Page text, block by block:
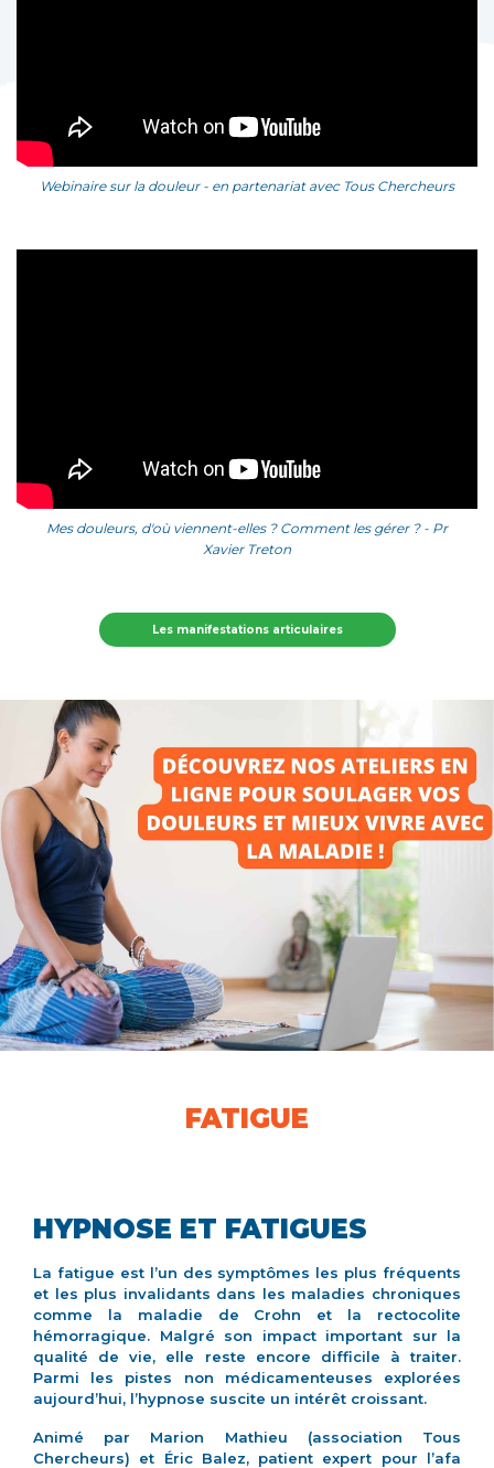
Webinaire sur la douleur - en partenariat avec Tous Chercheurs
Mes douleurs, d'où viennent-elles ? Comment les gérer ? - Pr
Xavier Treton
Les manifestations articulaires
FATIGUE
HYPNOSE ET FATIGUES
La fatigue est l’un des symptômes les plus fréquents
et les plus invalidants dans les maladies chroniques
comme la maladie de Crohn et la rectocolite
hémorragique. Malgré son impact important sur la
qualité de vie, elle reste encore difficile à traiter.
Parmi les pistes non médicamenteuses explorées
aujourd’hui, l’hypnose suscite un intérêt croissant.
Animé par Marion Mathieu (association Tous
Chercheurs) et Éric Balez, patient expert pour l’afa